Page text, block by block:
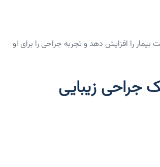
را افزایش دهد و تجربه جراحی را برای او
جراحی زیبایی